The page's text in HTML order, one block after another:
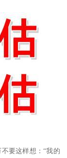
要这样想：“我的